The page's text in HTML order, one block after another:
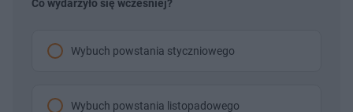
Co wydarzyło się wcześniej?
Wybuch powstania styczniowego
Wybuch powstania listopadowego